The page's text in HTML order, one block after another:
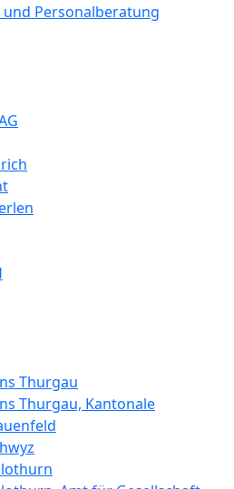
und Personalberatung
Thurgau
Thurgau, Kantonale